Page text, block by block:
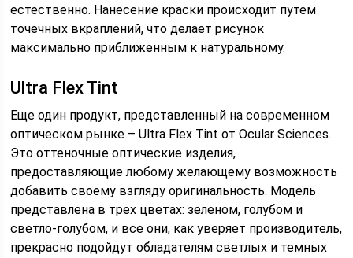
естественно. Нанесение краски происходит путем
точечных вкраплений, что делает рисунок
максимально приближенным к натуральному.
Ultra Flex Tint
Еще один продукт, представленный на современном
оптическом рынке – Ultra Flex Tint от Ocular Sciences.
Это оттеночные оптические изделия,
предоставляющие любому желающему возможность
добавить своему взгляду оригинальность. Модель
представлена в трех цветах: зеленом, голубом и
светло-голубом, и все они, как уверяет производитель,
прекрасно подойдут обладателям светлых и темных